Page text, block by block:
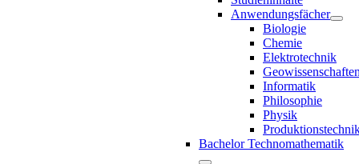
Anwendungsfächer
Biologie
Chemie
Elektrotechnik
Informatik
Philosophie
Physik
Bachelor Technomathematik